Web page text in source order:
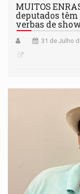
MUITOS
deputados
verbas de
31 de Julho